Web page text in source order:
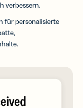
verbessern.
für personalisierte